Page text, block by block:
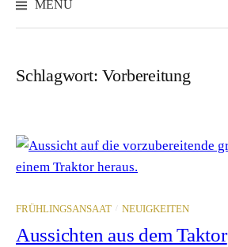
MENÜ
Schlagwort:Vorbereitung
FRÜHLINGSANSAAT / NEUIGKEITEN
Aussichten aus dem Taktor